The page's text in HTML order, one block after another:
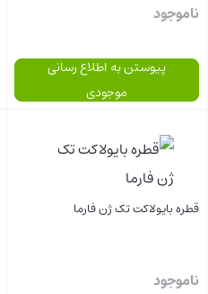
ناموجود
پیوستن به اطلاع رسانی
موجودی
قطره بایولاکت تک ژن فارما
ناموجود